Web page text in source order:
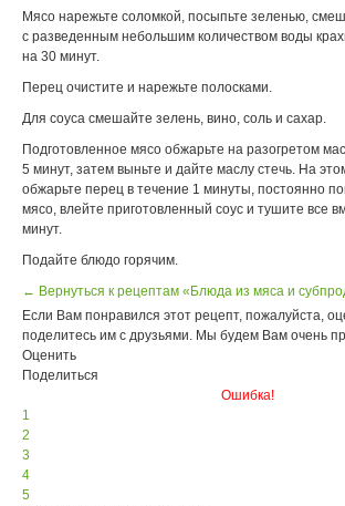
Мясо нарежьте соломкой, посыпьте зеленью,
с разведенным небольшим количеством воды
на 30 минут.
Перец очистите и нарежьте полосками.
Для соуса смешайте зелень, вино, соль и сахар.
Подготовленное мясо обжарьте на разогретом
5 минут, затем выньте и дайте маслу стечь. На
обжарьте перец в течение 1 минуты, постоянно
мясо, влейте приготовленный соус и тушите все
минут.
Подайте блюдо горячим.
← Вернуться к рецептам «Блюда из мяса и
Если Вам понравился этот рецепт, пожалуйста,
поделитесь им с друзьями. Мы будем Вам очень
Оценить
Поделиться
Ошибка!
1
2
3
4
5